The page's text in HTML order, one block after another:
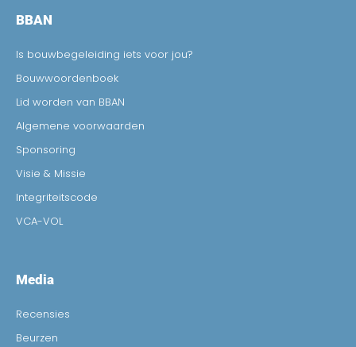
BBAN
Is bouwbegeleiding iets voor jou?
Bouwwoordenboek
Lid worden van BBAN
Algemene voorwaarden
Sponsoring
Visie & Missie
Integriteitscode
VCA-VOL
Media
Recensies
Beurzen